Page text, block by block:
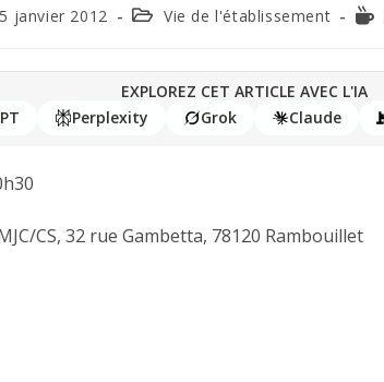
janvier 2012 Vie de l'établissement
EXPLOREZ CET ARTICLE AVEC L'IA
Perplexity Grok Claude
CS, 32 rue Gambetta, 78120 Rambouillet